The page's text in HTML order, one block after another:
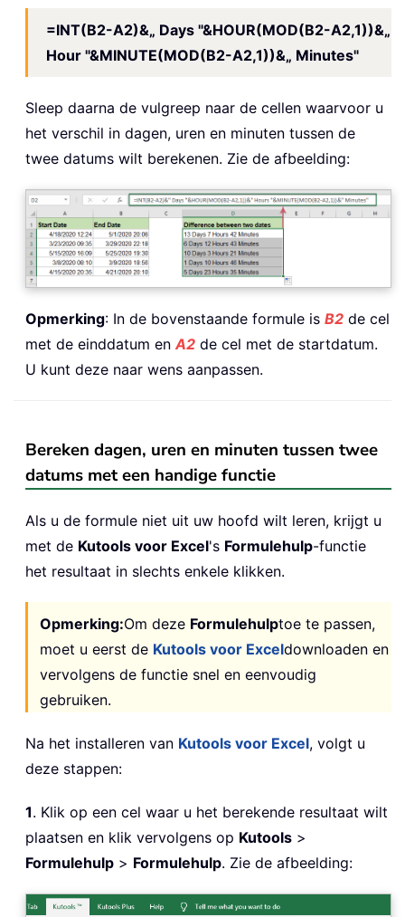
=INT(B2-A2)&„ Days "&HOUR(MOD(B2-A2,1))&„
Hour "&MINUTE(MOD(B2-A2,1))&„ Minutes"
Sleep daarna de vulgreep naar de cellen waarvoor u
het verschil in dagen, uren en minuten tussen de
twee datums wilt berekenen. Zie de afbeelding:
Opmerking: In de bovenstaande formule is B2 de cel
met de einddatum en A2 de cel met de startdatum.
U kunt deze naar wens aanpassen.
Bereken dagen, uren en minuten tussen twee
datums met een handige functie
Als u de formule niet uit uw hoofd wilt leren, krijgt u
met de Kutools voor Excel's Formulehulp-functie
het resultaat in slechts enkele klikken.
Opmerking:Om deze Formulehulptoe te passen,
moet u eerst de Kutools voor Exceldownloaden en
vervolgens de functie snel en eenvoudig
gebruiken.
Na het installeren van Kutools voor Excel, volgt u
deze stappen:
1. Klik op een cel waar u het berekende resultaat wilt
plaatsen en klik vervolgens op Kutools >
Formulehulp > Formulehulp. Zie de afbeelding: